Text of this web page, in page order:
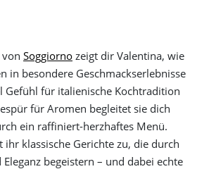
Soggiorno zeigt dir Valentina, wie
in besondere Geschmackserlebnisse
Gefühl für italienische Kochtradition
für Aromen begleitet sie dich
ein raffiniert-herzhaftes Menü.
ihr klassische Gerichte zu, die durch
begeistern – und dabei echte